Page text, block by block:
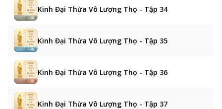
Kinh Đại Thừa Vô Lượng Thọ - Tập 34
Kinh Đại Thừa Vô Lượng Thọ - Tập 35
Kinh Đại Thừa Vô Lượng Thọ - Tập 36
Kinh Đại Thừa Vô Lượng Thọ - Tập 37